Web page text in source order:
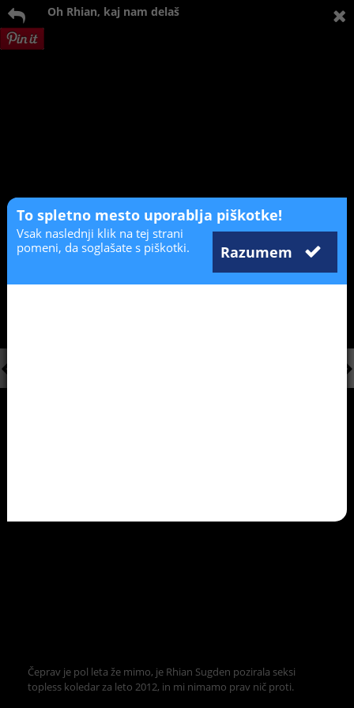
Oh Rhian, kaj nam delaš
Čeprav je pol leta že mimo, je Rhian Sugden pozirala seksi
topless koledar za leto 2012, in mi nimamo prav nič proti.
To spletno mesto uporablja piškotke!
Razumem
Vsak naslednji klik na tej strani
pomeni, da soglašate s piškotki.